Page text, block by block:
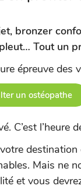
bronzer
Tout un
épreuve des
un ostéopathe
C’est l’heure
Mais ne
et vous